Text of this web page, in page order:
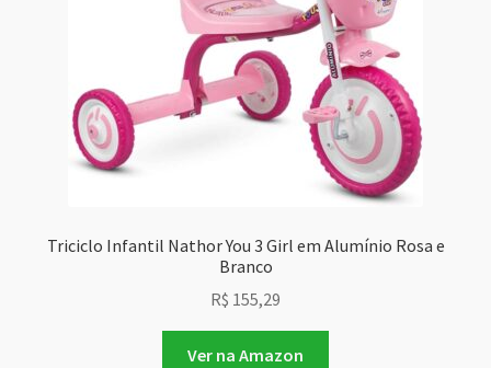
Triciclo Infantil Nathor You 3 Girl em Alumínio Rosa e
Branco
R$ 155,29
Ver na Amazon